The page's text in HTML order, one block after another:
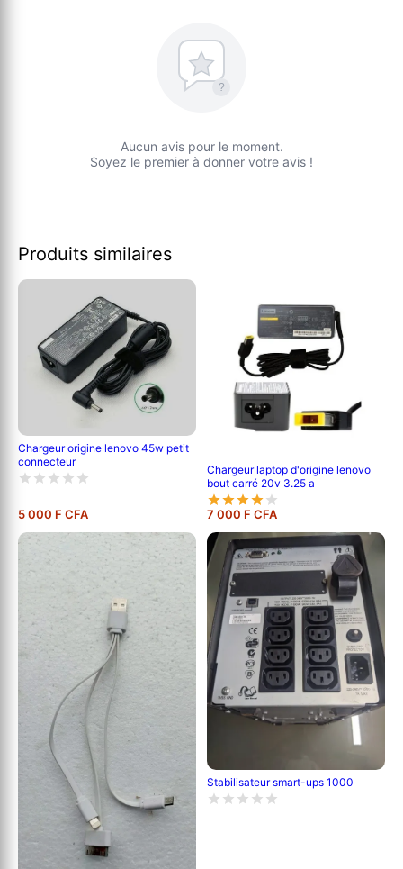
?
Aucun avis pour le moment.
Soyez le premier à donner votre avis !
Produits similaires
Chargeur origine lenovo 45w petit
connecteur
5 000 F CFA
Chargeur laptop d'origine lenovo
bout carré 20v 3.25 a
7 000 F CFA
Stabilisateur smart-ups 1000